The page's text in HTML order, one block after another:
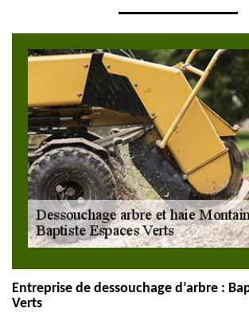
Entreprise de dessouchage d’arbre :
Verts